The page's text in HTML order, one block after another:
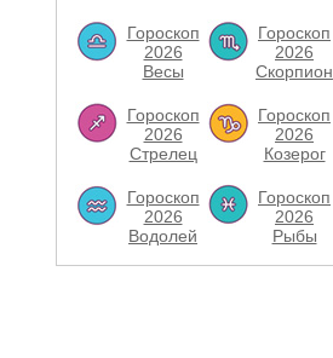
Гороскоп
2026
Весы
Гороскоп
2026
Скорпион
Гороскоп
2026
Стрелец
Гороскоп
2026
Козерог
Гороскоп
2026
Водолей
Гороскоп
2026
Рыбы